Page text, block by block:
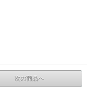
次の商品へ